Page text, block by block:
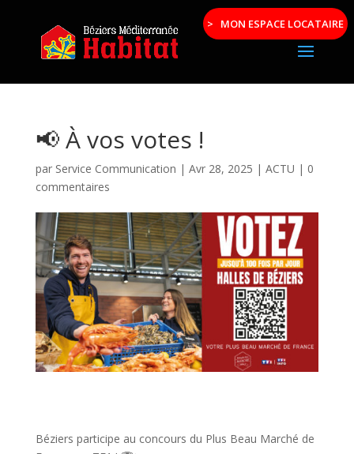
> MON ESPACE LOCATAIRE
📢 À vos votes !
par Service Communication | Avr 28, 2025 | ACTU | 0
commentaires
Béziers participe au concours du Plus Beau Marché de